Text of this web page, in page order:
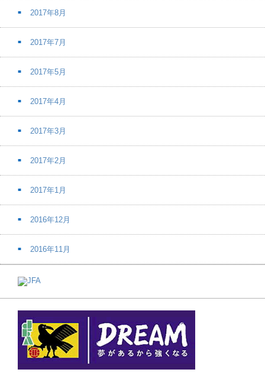
2017年8月
2017年7月
2017年5月
2017年4月
2017年3月
2017年2月
2017年1月
2016年12月
2016年11月